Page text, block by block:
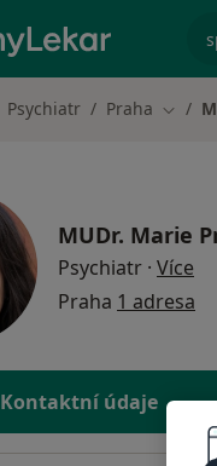
Psychiatr Praha
MUDr. Marie
Psychiatr · Více
Praha 1 adresa
Kontaktní údaje